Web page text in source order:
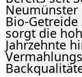
Neumünster
Bio-Getreide
sorgt die
Jahrzehnte